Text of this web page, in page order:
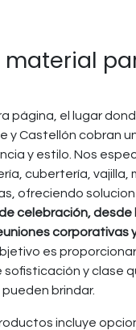
material
página, el lugar
y Castellón cobran
y estilo. Nos
cubertería, vajilla,
ofreciendo
celebración, desde
corporativas
es
y clase
brindar.
incluye